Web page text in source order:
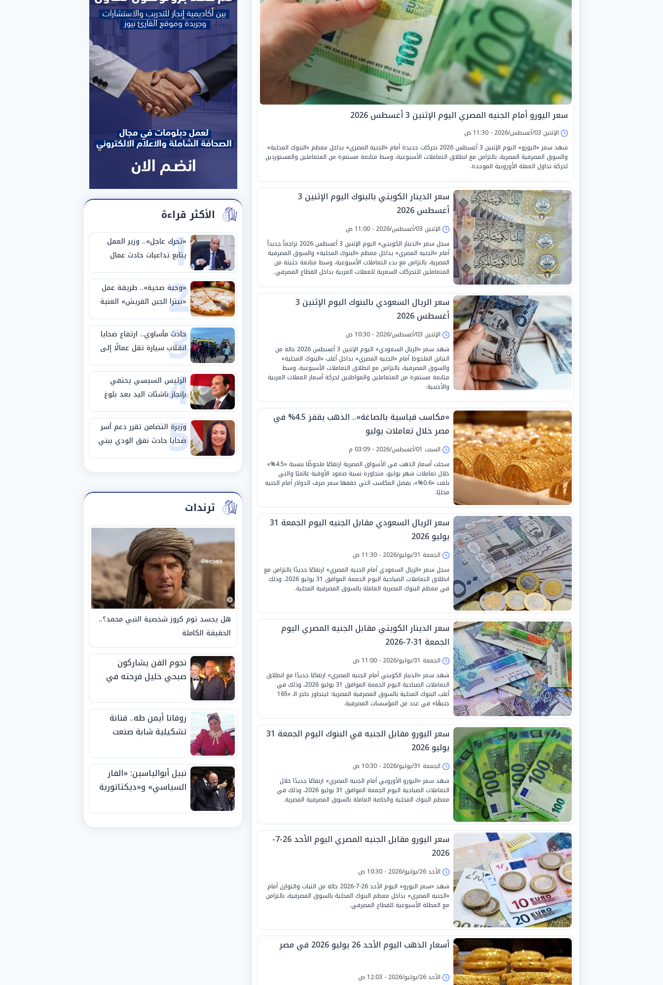
سعر اليورو أمام الجنيه المصري اليوم الإثنين 3 أغسطس 2026
الإثنين 03/أغسطس/2026 - 11:30 ص
شهد سعر «اليورو» اليوم الإثنين 3 أغسطس 2026 تحركات جديدة أمام «الجنيه المصري» بداخل معظم «البنوك المحلية»
والسوق المصرفية المصرية، بالتزامن مع انطلاق التعاملات الأسبوعية، وسط متابعة مستمرة من المتعاملين والمستوردين
لحركة تداول العملة الأوروبية الموحدة.
سعر الدينار الكويتي بالبنوك اليوم الإثنين 3
أغسطس 2026
الإثنين 03/أغسطس/2026 - 11:00 ص
سجل سعر «الدينار الكويتي» اليوم الإثنين 3 أغسطس 2026 تراجعاً جديداً
أمام «الجنيه المصري» بداخل معظم «البنوك المحلية» والسوق المصرفية
المصرية، بالتزامن مع بدء التعاملات الأسبوعية، وسط متابعة حثيثة من
المتعاملين للتحركات السعرية للعملات العربية بداخل القطاع المصرفي.
سعر الريال السعودي بالبنوك اليوم الإثنين 3
أغسطس 2026
الإثنين 03/أغسطس/2026 - 10:30 ص
شهد سعر «الريال السعودي» اليوم الإثنين 3 أغسطس 2026 حالة من
التباين الملحوظ أمام «الجنيه المصري» بداخل أغلب «البنوك المحلية»
والسوق المصرفية، بالتزامن مع انطلاق التعاملات الأسبوعية، وسط
متابعة مستمرة من المتعاملين والمواطنين لحركة أسعار العملات العربية
والأجنبية.
«مكاسب قياسية بالصاغة».. الذهب يقفز 4.5% في
مصر خلال تعاملات يوليو
السبت 01/أغسطس/2026 - 03:09 م
سجلت أسعار الذهب في الأسواق المصرية ارتفاعًا ملحوظًا بنسبة «4.5%»
خلال تعاملات شهر يوليو، متجاوزة نسبة صعود الأوقية عالميًا والتي
بلغت «0.6%»، بفضل المكاسب التي حققها سعر صرف الدولار أمام الجنيه
محليًا.
سعر الريال السعودي مقابل الجنيه اليوم الجمعة 31
يوليو 2026
الجمعة 31/يوليو/2026 - 11:30 ص
سجل سعر «الريال السعودي أمام الجنيه المصري» ارتفاعًا جديدًا بالتزامن مع
انطلاق التعاملات الصباحية اليوم الجمعة الموافق 31 يوليو 2026، وذلك
في معظم البنوك المصرية العاملة بالسوق المصرفية المحلية.
سعر الدينار الكويتي مقابل الجنيه المصري اليوم
الجمعة 31-7-2026
الجمعة 31/يوليو/2026 - 11:00 ص
شهد سعر «الدينار الكويتي أمام الجنيه المصري» ارتفاعًا جديدًا مع انطلاق
التعاملات الصباحية اليوم الجمعة الموافق 31 يوليو 2026، وذلك في
أغلب البنوك المحلية بالسوق المصرفية المصرية؛ ليتجاوز حاجز الـ «165
جنيهًا» في عدد من المؤسسات المصرفية.
سعر اليورو مقابل الجنيه في البنوك اليوم الجمعة 31
يوليو 2026
الجمعة 31/يوليو/2026 - 10:30 ص
شهد سعر «اليورو الأوروبي أمام الجنيه المصري» ارتفاعًا جديدًا خلال
التعاملات الصباحية اليوم الجمعة الموافق 31 يوليو 2026، وذلك في
معظم البنوك المحلية والخاصة العاملة بالسوق المصرفية المصرية.
سعر اليورو مقابل الجنيه المصري اليوم الأحد 26-7-
2026
الأحد 26/يوليو/2026 - 10:30 ص
شهد «سعر اليورو» اليوم الأحد 26-7-2026 حالة من الثبات والتوازن أمام
«الجنيه المصري» بداخل معظم البنوك المحلية بالسوق المصرفية، بالتزامن
مع العطلة الأسبوعية للقطاع المصرفي.
أسعار الذهب اليوم الأحد 26 يوليو 2026 في مصر
الأحد 26/يوليو/2026 - 12:03 ص
الأكثر قراءة
1
«تحرك عاجل».. وزير العمل
يتابع تداعيات حادث عمال
طريق بني سويف الصحراوي
2
«وجبة صحية».. طريقة عمل
«بيتزا الجبن القريش» الغنية
بالبروتين
3
حادث مأساوي.. ارتفاع ضحايا
انقلاب سيارة تقل عمالًا إلى
14 شخصًا
4
الرئيس السيسي يحتفي
بإنجاز ناشئات اليد بعد بلوغ
نصف نهائي كأس العالم
5
وزيرة التضامن تقرر دعم أسر
ضحايا حادث نفق الودي ببني
سويف
ترندات
هل يجسد توم كروز شخصية النبي محمد؟..
الحقيقة الكاملة
نجوم الفن يشاركون
صبحي خليل فرحته في
روفانا أيمن طه.. فنانة
تشكيلية شابة صنعت
الجوائز منذ الصغر
نبيل أبوالياسين: «الفار
السياسي» و«ديكتاتورية
الفيفا».. وإقالة